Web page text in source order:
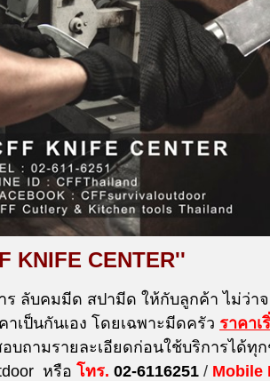
KNIFE CENTER''
ร ลับคมมีด สปามีด ให้กับลูกค้า ไม่ว่
าเป็นกันเอง โดยเฉพาะมีดครัว ราคาเ
บถามรายละเอียดก่อนใช้บริการได้ทุ
หรือ โทร. 02-6116251 / Mobile